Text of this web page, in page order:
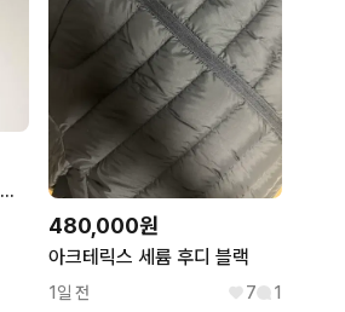
아크테릭스 세륨 베스트 맨 올리브 새상품
480,000원
아크테릭스 세륨 후디 블랙
1일 전 7 1